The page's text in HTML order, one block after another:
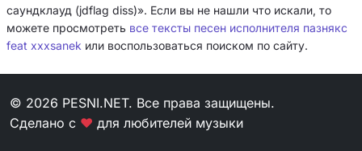
саундклауд (jdflag diss)». Если вы не нашли что искали, то
можете просмотреть все тексты песен исполнителя пазнякс
feat xxxsanek или воспользоваться поиском по сайту.
© 2026 PESNI.NET. Все права защищены.
Сделано с ❤ для любителей музыки